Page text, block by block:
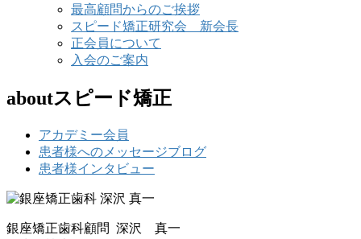
最高顧問からのご挨拶
スピード矯正研究会 新会長
正会員について
入会のご案内
aboutスピード矯正
アカデミー会員
患者様へのメッセージブログ
患者様インタビュー
銀座矯正歯科顧問 深沢 真一